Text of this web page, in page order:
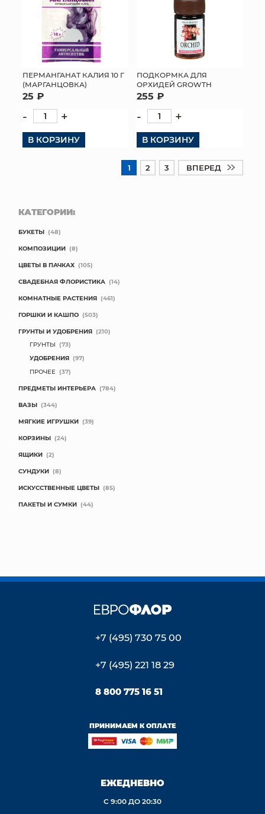
ПЕРМАНГАНАТ КАЛИЯ 10 Г
(МАРГАНЦОВКА)
25 ₽
- +
В КОРЗИНУ
ПОДКОРМКА ДЛЯ
ОРХИДЕЙ GROWTH
255 ₽
- +
В КОРЗИНУ
1 2 3 ВПЕРЕД
КАТЕГОРИИ:
БУКЕТЫ (48)
КОМПОЗИЦИИ (8)
ЦВЕТЫ В ПАЧКАХ (105)
СВАДЕБНАЯ ФЛОРИСТИКА (14)
КОМНАТНЫЕ РАСТЕНИЯ (461)
ГОРШКИ И КАШПО (503)
ГРУНТЫ И УДОБРЕНИЯ (210)
ГРУНТЫ (73)
УДОБРЕНИЯ (97)
ПРОЧЕЕ (37)
ПРЕДМЕТЫ ИНТЕРЬЕРА (784)
ВАЗЫ (344)
МЯГКИЕ ИГРУШКИ (39)
КОРЗИНЫ (24)
ЯЩИКИ (2)
СУНДУКИ (8)
ИСКУССТВЕННЫЕ ЦВЕТЫ (85)
ПАКЕТЫ И СУМКИ (44)
+7 (495) 730 75 00
+7 (495) 221 18 29
8 800 775 16 51
ПРИНИМАЕМ К ОПЛАТЕ
ЕЖЕДНЕВНО
С 9:00 ДО 20:30